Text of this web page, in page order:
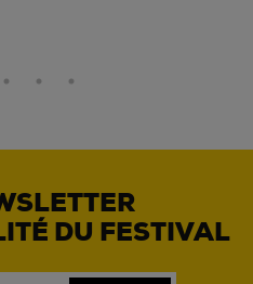
DU FESTIVAL